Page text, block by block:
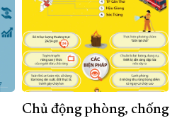
Chủ động phòng, chống